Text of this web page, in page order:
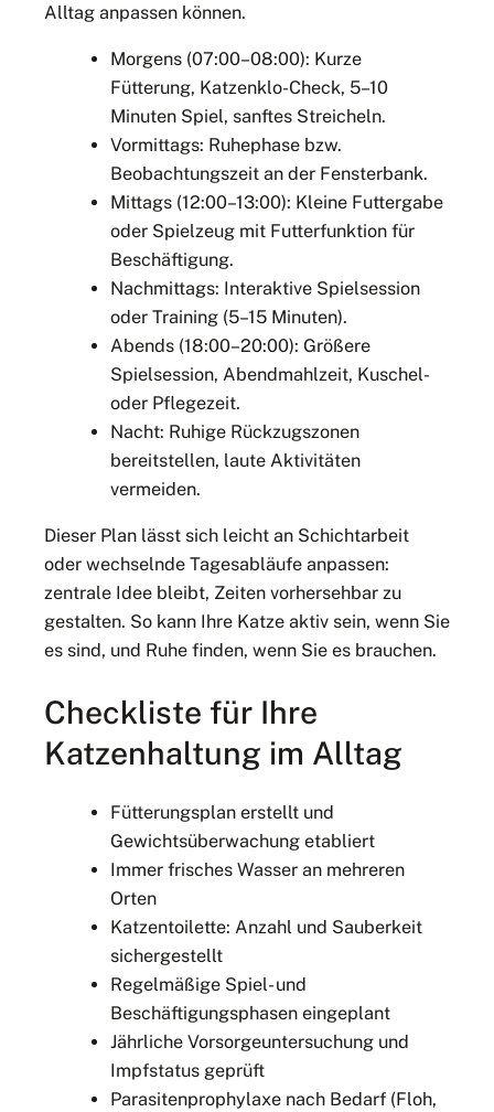
Alltag anpassen können.
Morgens (07:00–08:00): Kurze
Fütterung, Katzenklo-Check, 5–10
Minuten Spiel, sanftes Streicheln.
Vormittags: Ruhephase bzw.
Beobachtungszeit an der Fensterbank.
Mittags (12:00–13:00): Kleine Futtergabe
oder Spielzeug mit Futterfunktion für
Beschäftigung.
Nachmittags: Interaktive Spielsession
oder Training (5–15 Minuten).
Abends (18:00–20:00): Größere
Spielsession, Abendmahlzeit, Kuschel-
oder Pflegezeit.
Nacht: Ruhige Rückzugszonen
bereitstellen, laute Aktivitäten
vermeiden.
Dieser Plan lässt sich leicht an Schichtarbeit
oder wechselnde Tagesabläufe anpassen:
zentrale Idee bleibt, Zeiten vorhersehbar zu
gestalten. So kann Ihre Katze aktiv sein, wenn Sie
es sind, und Ruhe finden, wenn Sie es brauchen.
Checkliste für Ihre
Katzenhaltung im Alltag
Fütterungsplan erstellt und
Gewichtsüberwachung etabliert
Immer frisches Wasser an mehreren
Orten
Katzentoilette: Anzahl und Sauberkeit
sichergestellt
Regelmäßige Spiel- und
Beschäftigungsphasen eingeplant
Jährliche Vorsorgeuntersuchung und
Impfstatus geprüft
Parasitenprophylaxe nach Bedarf (Floh,